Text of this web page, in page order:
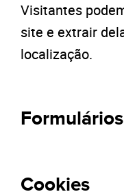
Visitantes
site e extrair
localização.
Cookies